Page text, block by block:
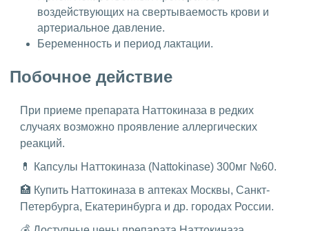
воздействующих на свертываемость крови и
артериальное давление.
Беременность и период лактации.
Побочное действие
При приеме препарата Наттокиназа в редких
случаях возможно проявление аллергических
реакций.
💊 Капсулы Наттокиназа (Nattokinase) 300мг №60.
🏥 Купить Наттокиназа в аптеках Москвы, Санкт-
Петербурга, Екатеринбурга и др. городах России.